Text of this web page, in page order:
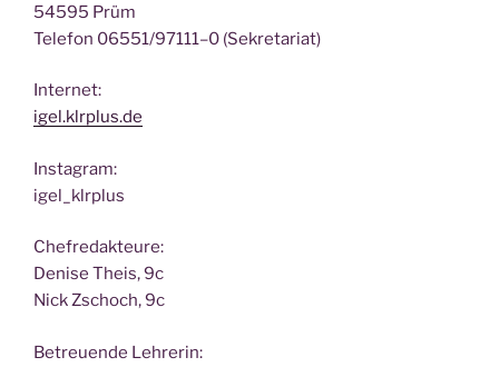
54595 Prüm
Tele­fon 06551/97111–0 (Sekre­ta­ri­at)
Inter­net:
igel.klrplus.de
Insta­gram:
igel_klrplus
Chef­re­dak­teu­re:
Deni­se Theis, 9c
Nick Zscho­ch, 9c
Betreu­en­de Lehrerin: